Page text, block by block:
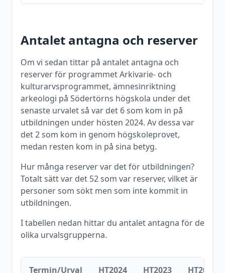
Antalet antagna och reserver
Om vi sedan tittar på antalet antagna och
reserver för programmetArkivarie- och
kulturarvsprogrammet, ämnesinriktning
arkeologi på Södertörns högskola under det
senaste urvalet så var det 6som kom in på
utbildningen under hösten 2024. Av dessa var
det2som kom in genom högskoleprovet,
medan resten kom in på sina betyg.
Hur många reserver var det för utbildningen?
Totalt sätt var det 52som var reserver, vilket är
personer som sökt men som inte kommit in
utbildningen.
I tabellen nedan hittar du antalet antagna för de
olika urvalsgrupperna.
Termin/Urval HT2024 HT2023 HT2022